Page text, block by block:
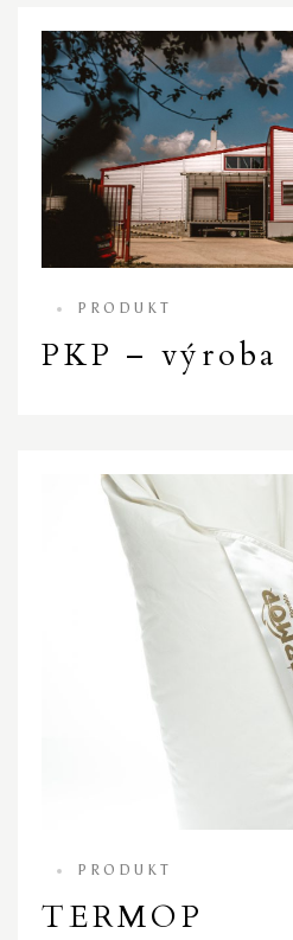
PRODUKT
PKP – výroba
PRODUKT
TERMOP